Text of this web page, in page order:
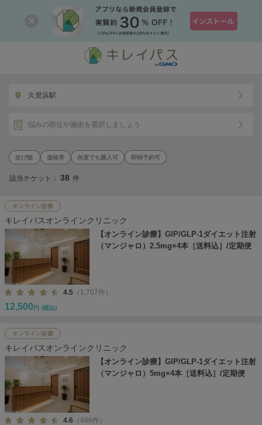
久里浜駅
悩みの部位や施術を選択しましょう
価格帯 何度でも購入可 即時予約可
該当チケット： 38 件
オンライン診療
キレイパスオンラインクリニック
【オンライン診療】GIP/GLP-1ダイエット注射
（マンジャロ）2.5mg×4本［送料込］/定期便
4.5 （1,707件）
12,500 円 (税込)
オンライン診療
キレイパスオンラインクリニック
【オンライン診療】GIP/GLP-1ダイエット注射
（マンジャロ）5mg×4本［送料込］/定期便
4.6 （486件）